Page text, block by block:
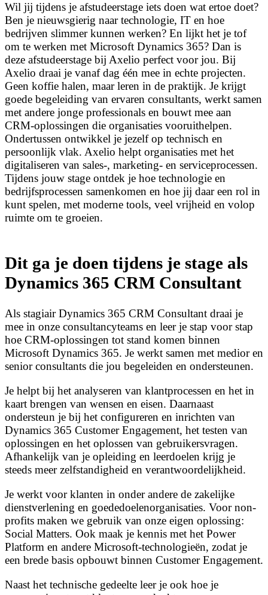
Wil jij tijdens je afstudeerstage iets doen wat ertoe doet?
Ben je nieuwsgierig naar technologie, IT en hoe
bedrijven slimmer kunnen werken? En lijkt het je tof
om te werken met Microsoft Dynamics 365? Dan is
deze afstudeerstage bij Axelio perfect voor jou. Bij
Axelio draai je vanaf dag één mee in echte projecten.
Geen koffie halen, maar leren in de praktijk. Je krijgt
goede begeleiding van ervaren consultants, werkt samen
met andere jonge professionals en bouwt mee aan
CRM-oplossingen die organisaties vooruithelpen.
Ondertussen ontwikkel je jezelf op technisch en
persoonlijk vlak. Axelio helpt organisaties met het
digitaliseren van sales-, marketing- en serviceprocessen.
Tijdens jouw stage ontdek je hoe technologie en
bedrijfsprocessen samenkomen en hoe jij daar een rol in
kunt spelen, met moderne tools, veel vrijheid en volop
ruimte om te groeien.
Dit ga je doen tijdens je stage als
Dynamics 365 CRM Consultant
Als stagiair Dynamics 365 CRM Consultant draai je
mee in onze consultancyteams en leer je stap voor stap
hoe CRM-oplossingen tot stand komen binnen
Microsoft Dynamics 365. Je werkt samen met medior en
senior consultants die jou begeleiden en ondersteunen.
Je helpt bij het analyseren van klantprocessen en het in
kaart brengen van wensen en eisen. Daarnaast
ondersteun je bij het configureren en inrichten van
Dynamics 365 Customer Engagement, het testen van
oplossingen en het oplossen van gebruikersvragen.
Afhankelijk van je opleiding en leerdoelen krijg je
steeds meer zelfstandigheid en verantwoordelijkheid.
Je werkt voor klanten in onder andere de zakelijke
dienstverlening en goededoelenorganisaties. Voor non-
profits maken we gebruik van onze eigen oplossing:
Social Matters. Ook maak je kennis met het Power
Platform en andere Microsoft-technologieën, zodat je
een brede basis opbouwt binnen Customer Engagement.
Naast het technische gedeelte leer je ook hoe je